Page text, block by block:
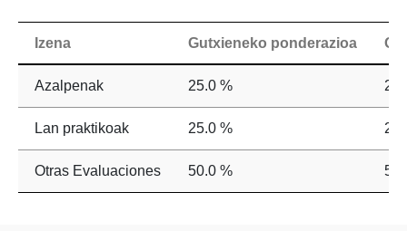
Izena Gutxieneko ponderazioa
Azalpenak 25.0 %
Lan praktikoak 25.0 %
Otras Evaluaciones 50.0 %